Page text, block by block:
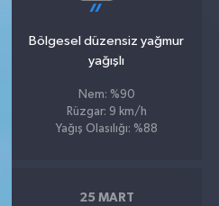
Bölgesel düzensiz yağmur
yağışlı
Nem: %90
Rüzgar: 9 km/h
Yağış Olasılığı: %88
25 MART